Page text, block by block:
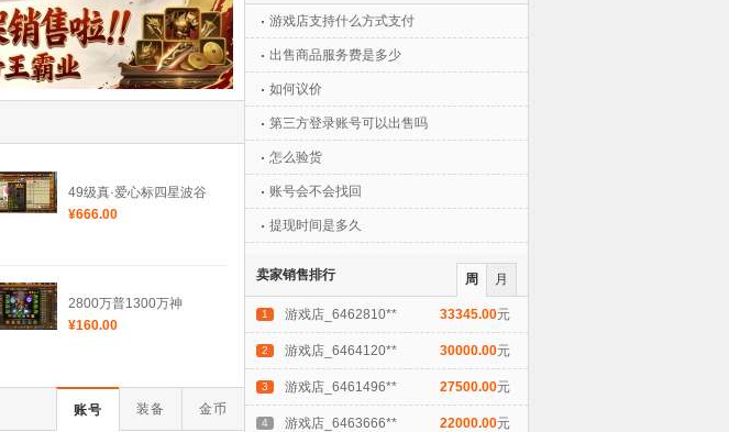
49级真·爱心标四星波谷
¥666.00
2800万普1300万神
¥160.00
账号 装备 金币
游戏店支持什么方式支付
出售商品服务费是多少
如何议价
第三方登录账号可以出售吗
怎么验货
账号会不会找回
提现时间是多久
周 月
卖家销售排行
1 游戏店_6462810** 33345.00元
2 游戏店_6464120** 30000.00元
3 游戏店_6461496** 27500.00元
4 游戏店_6463666** 22000.00元